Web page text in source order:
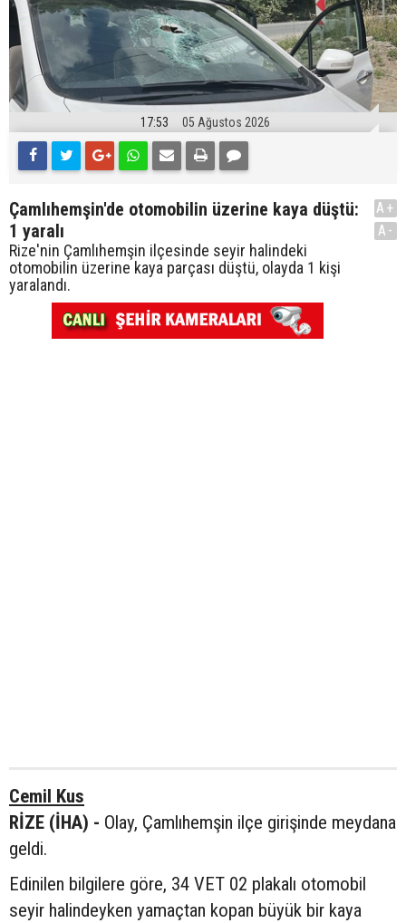
17:53 05 Ağustos 2026
Çamlıhemşin'de otomobilin üzerine kaya düştü:
1 yaralı
Rize'nin Çamlıhemşin ilçesinde seyir halindeki
otomobilin üzerine kaya parçası düştü, olayda 1 kişi
yaralandı.
A+
A-
Cemil Kus
RİZE (İHA) - Olay, Çamlıhemşin ilçe girişinde meydana
geldi.
Edinilen bilgilere göre, 34 VET 02 plakalı otomobil
seyir halindeyken yamaçtan kopan büyük bir kaya